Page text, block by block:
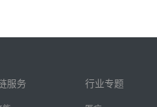
服务 行业专题